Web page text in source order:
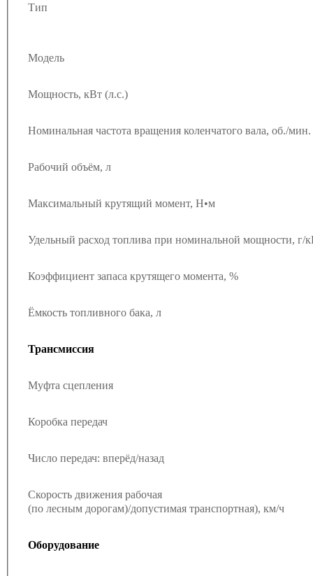
Тип
Модель
Мощность, кВт (л.с.)
Номинальная частота вращения коленчатого вала, об./мин.
Рабочий объём, л
Максимальный крутящий момент, Н•м
Удельный расход топлива при номинальной мощности, г/
Коэффициент запаса крутящего момента, %
Ёмкость топливного бака, л
Трансмиссия
Муфта сцепления
Коробка передач
Число передач: вперёд/назад
Скорость движения рабочая
(по лесным дорогам)/допустимая транспортная), км/ч
Оборудование